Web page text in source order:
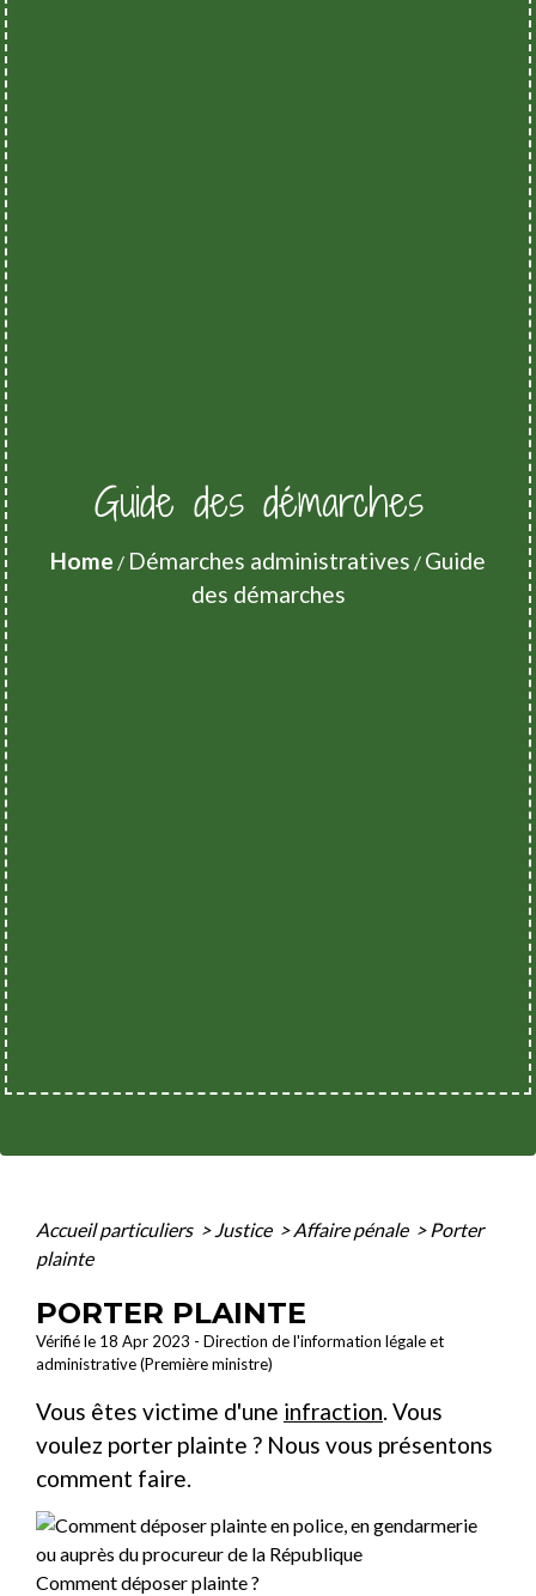
Guide des démarches
Home / Démarches administratives / Guide
des démarches
Accueil particuliers > Justice > Affaire pénale > Porter
plainte
PORTER PLAINTE
Vérifié le 18 Apr 2023 - Direction de l'information légale et
administrative (Première ministre)
Vous êtes victime d'une infraction. Vous
voulez porter plainte ? Nous vous présentons
comment faire.
Comment déposer plainte ?